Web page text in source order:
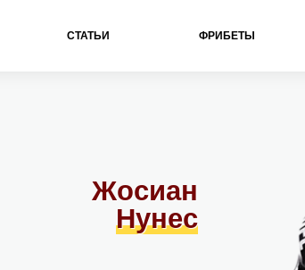
СТАТЬИ ФРИБЕТЫ
Жосиан
Нунес